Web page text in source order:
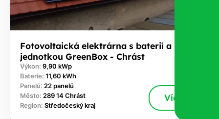
Fotovoltaická elektrárna s baterií a řídicí
jednotkou GreenBox - Chrást
Výkon: 9,90 kWp
Baterie: 11,60 kWh
Panelů: 22 panelů
Město: 289 14 Chrást
Region: Středočeský kraj
Více